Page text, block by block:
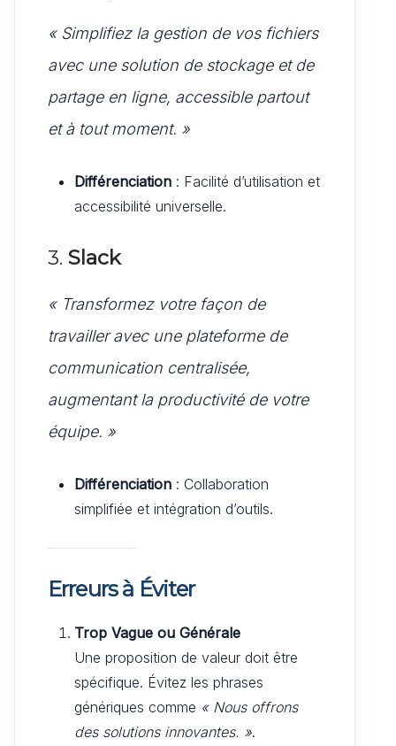
« Simplifiez la gestion de vos fichiers
avec une solution de stockage et de
partage en ligne, accessible partout
et à tout moment. »
Différenciation : Facilité d’utilisation et
accessibilité universelle.
3. Slack
« Transformez votre façon de
travailler avec une plateforme de
communication centralisée,
augmentant la productivité de votre
équipe. »
Différenciation : Collaboration
simplifiée et intégration d’outils.
Erreurs à Éviter
Trop Vague ou Générale
Une proposition de valeur doit être
spécifique. Évitez les phrases
génériques comme « Nous offrons
des solutions innovantes. ».